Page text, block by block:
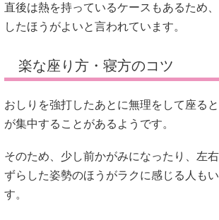
直後は熱を持っているケースもあるため
したほうがよいと言われています。
楽な座り方・寝方のコツ
おしりを強打したあとに無理をして座る
が集中することがあるようです。
そのため、少し前かがみになったり、左
ずらした姿勢のほうがラクに感じる人も
す。